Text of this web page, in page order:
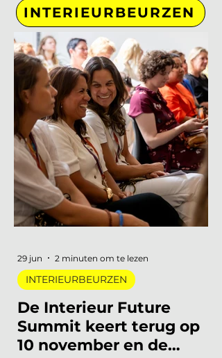
Marleen | Interieur Nieuws
20 sep 2025
1 minuten om te lezen
VERDIEPING
Test je vakkennis over
openhaarden
De vraag duikt steeds vaker op: wat
openhaarden? Gemeentes stellen
strengere eisen, woningen worden...
INTERIEURBEURZEN
De Interieur Future
Summit keert terug op
INTERIEURBEURZEN
29 jun 2 minuten om te lezen